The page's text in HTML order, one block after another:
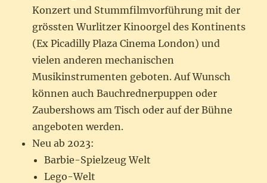
Konzert und Stummfilmvorführung mit der
grössten Wurlitzer Kinoorgel des Kontinents
(Ex Picadilly Plaza Cinema London) und
vielen anderen mechanischen
Musikinstrumenten geboten. Auf Wunsch
können auch Bauchrednerpuppen oder
Zaubershows am Tisch oder auf der Bühne
angeboten werden.
Neu ab 2023:
Barbie-Spielzeug Welt
Lego-Welt